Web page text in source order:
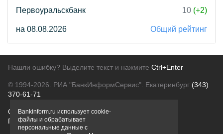
Первоуральскбанк
10 (+2)
на 08.08.2026 Общий рейтинг
Нашли ошибку? Выделите текст и нажмите Ctrl+Enter
© 1994-2026. РИА "БанкИнформСервис". Екатеринбург (343)
370-61-71
О проектеПолитика конфиденциальности
Правовая информацияДля рекламодателей
Bankinform.ru использует cookie-
файлы и обрабатывает
персональные данные с